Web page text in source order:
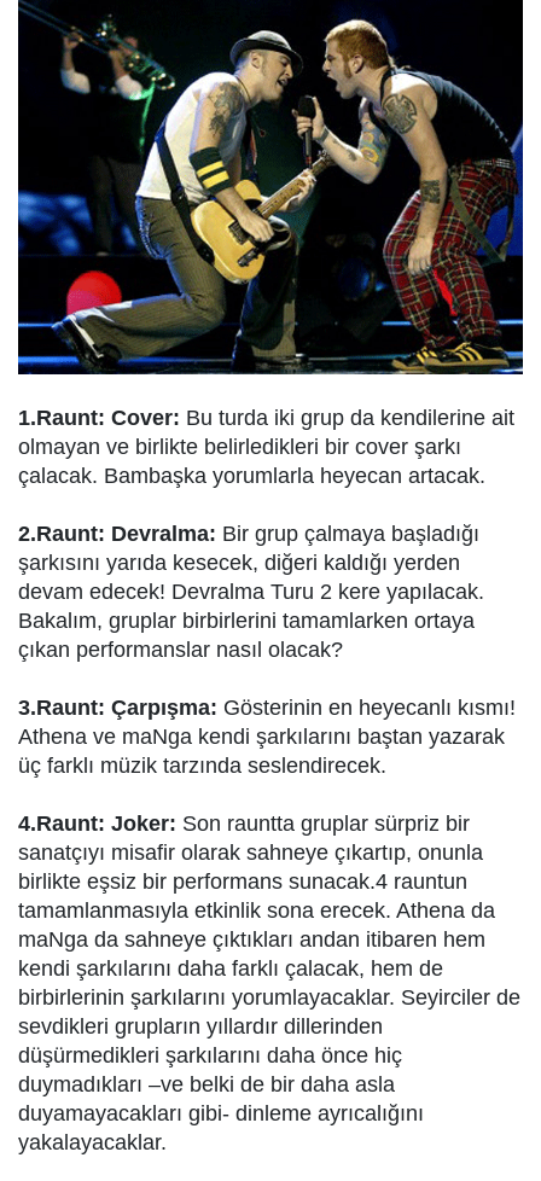
1.Raunt: Cover: Bu turda iki grup da kendilerine ait
olmayan ve birlikte belirledikleri bir cover şarkı
çalacak. Bambaşka yorumlarla heyecan artacak.
2.Raunt: Devralma: Bir grup çalmaya başladığı
şarkısını yarıda kesecek, diğeri kaldığı yerden
devam edecek! Devralma Turu 2 kere yapılacak.
Bakalım, gruplar birbirlerini tamamlarken ortaya
çıkan performanslar nasıl olacak?
3.Raunt: Çarpışma: Gösterinin en heyecanlı kısmı!
Athena ve maNga kendi şarkılarını baştan yazarak
üç farklı müzik tarzında seslendirecek.
4.Raunt: Joker: Son rauntta gruplar sürpriz bir
sanatçıyı misafir olarak sahneye çıkartıp, onunla
birlikte eşsiz bir performans sunacak.4 rauntun
tamamlanmasıyla etkinlik sona erecek. Athena da
maNga da sahneye çıktıkları andan itibaren hem
kendi şarkılarını daha farklı çalacak, hem de
birbirlerinin şarkılarını yorumlayacaklar. Seyirciler de
sevdikleri grupların yıllardır dillerinden
düşürmedikleri şarkılarını daha önce hiç
duymadıkları –ve belki de bir daha asla
duyamayacakları gibi- dinleme ayrıcalığını
yakalayacaklar.